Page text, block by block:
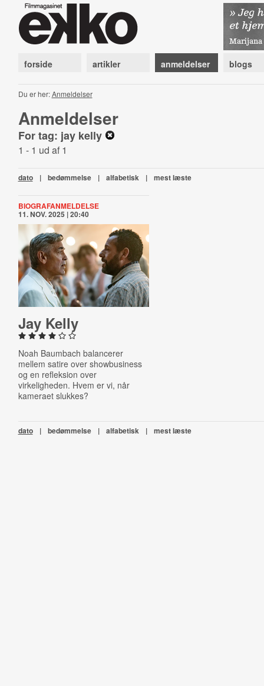
forside artikler anmeldelser blogs
Du er her:Anmeldelser
Anmeldelser
For tag: jay kelly
1 - 1 ud af 1
dato | bedømmelse | alfabetisk | mest læste
BIOGRAFANMELDELSE
11. NOV. 2025 | 20:40
Jay Kelly
Noah Baumbach balancerer
mellem satire over show­business
og en refleksion over
virkeligheden. Hvem er vi, når
kameraet slukkes?
dato | bedømmelse | alfabetisk | mest læste